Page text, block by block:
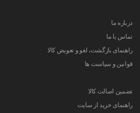
درباره ما
تماس با ما
راهنمای بازگشت، لغو و تعویض کالا
قوانین و سیاست ها
تضمین اصالت کالا
راهنمای خرید از سایت